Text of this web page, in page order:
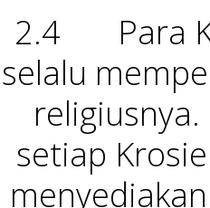
2.4 Para
selalu
setiap